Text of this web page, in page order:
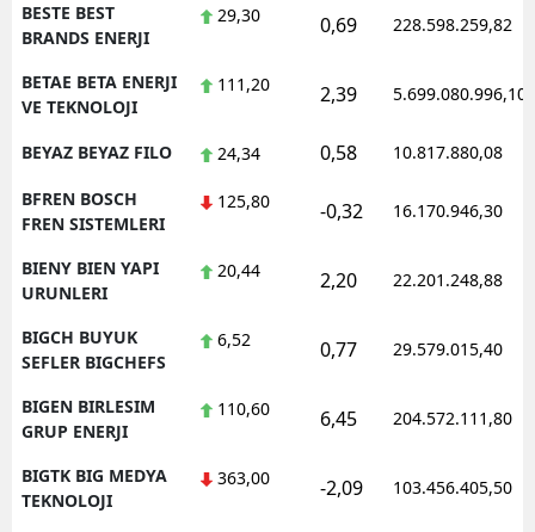
BESTE BEST
BRANDS ENERJI
29,30 0,69 228.598.259,82
BETAE BETA ENERJI
VE TEKNOLOJI
111,20 2,39 5.699.080.996,10
BEYAZ BEYAZ FILO 24,34 0,58 10.817.880,08
BFREN BOSCH
FREN SISTEMLERI
125,80 -0,32 16.170.946,30
BIENY BIEN YAPI
URUNLERI
20,44 2,20 22.201.248,88
BIGCH BUYUK
SEFLER BIGCHEFS
6,52 0,77 29.579.015,40
BIGEN BIRLESIM
GRUP ENERJI
110,60 6,45 204.572.111,80
BIGTK BIG MEDYA
TEKNOLOJI
363,00 -2,09 103.456.405,50